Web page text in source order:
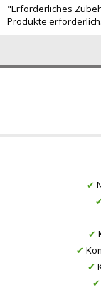
✔
✔
✔
✔
✔
"Erforderliches
Produkte erforderlich.